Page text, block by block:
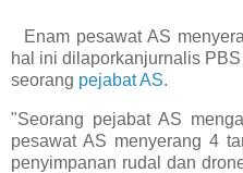
Enam pesawat AS
hal ini dilaporkanjurnalis
seorang pejabat AS.
"Seorang pejabat AS
pesawat AS menyerang 4
penyimpanan rudal dan